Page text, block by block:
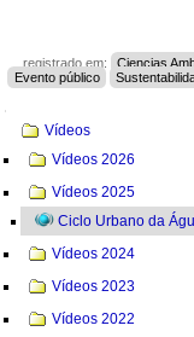
registrado em: Ciencias
Evento público
Vídeos
Vídeos 2026
Vídeos 2025
Ciclo Urbano da
Vídeos 2024
Vídeos 2023
Vídeos 2022